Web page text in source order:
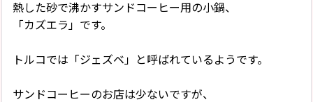
熱した砂で沸かすサンドコーヒー用の小鍋、
「カズエラ」です。
トルコでは「ジェズベ」と呼ばれているようです。
サンドコーヒーのお店は少ないですが、